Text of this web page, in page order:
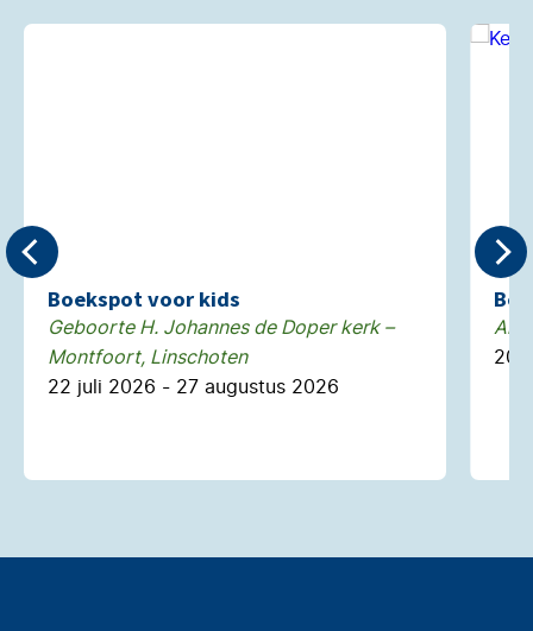
Boekspot voor kids
Geboorte H. Johannes de Doper kerk –
Montfoort, Linschoten
22 juli 2026 - 27 augustus 2026
20